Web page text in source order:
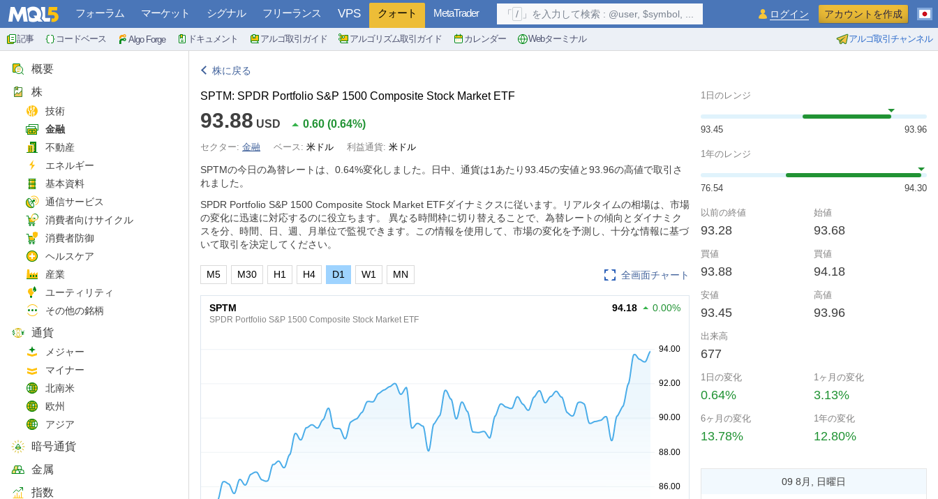
フォーラム マーケット シグナル フリーランス VPS クォート MetaTrader
記事 コードベース Algo Forge ドキュメント アルゴ取引ガイド アルゴリズム取引ガイド カレンダー Webターミナル アルゴ取引チャンネル
「 / 」を入力して検索 : @user, $symbol, ... ログイン アカウントを作成
概要
株
技術
金融
不動産
エネルギー
基本資料
通信サービス
消費者向けサイクル
消費者防御
ヘルスケア
産業
ユーティリティ
その他の銘柄
通貨
メジャー
マイナー
北南米
欧州
アジア
暗号通貨
金属
指数
株に戻る
SPTM: SPDR Portfolio S&P 1500 Composite Stock Market ETF
93.88 USD 0.60 (0.64%)
セクター: 金融 ベース: 米ドル 利益通貨: 米ドル
SPTMの今日の為替レートは、 0.64%変化しました。日中、通貨は1あたり93.45の安値と93.96の高値で取引さ
れました。
SPDR Portfolio S&P 1500 Composite Stock Market ETFダイナミクスに従います。リアルタイムの相場は、市場
の変化に迅速に対応するのに役立ちます。 異なる時間枠に切り替えることで、為替レートの傾向とダイナミク
スを分、時間、日、週、月単位で監視できます。この情報を使用して、市場の変化を予測し、十分な情報に基づ
いて取引を決定してください。
全画面チャート
M5 M30 H1 H4 D1 W1 MN
SPTM
SPDR Portfolio S&P 1500 Composite Stock Market ETF
94.18 0.00%
1日のレンジ
93.45 93.96
1年のレンジ
76.54 94.30
以前の終値
93.28
始値
93.68
買値
93.88
買値
94.18
安値
93.45
高値
93.96
出来高
677
1日の変化
0.64%
1ヶ月の変化
3.13%
6ヶ月の変化
13.78%
1年の変化
12.80%
09 8月, 日曜日